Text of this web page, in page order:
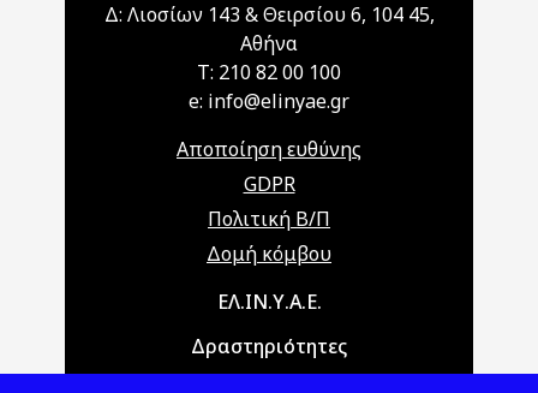
Δ: Λιοσίων 143 & Θειρσίου 6, 104 45,
Αθήνα
T: 210 82 00 100
e: info@elinyae.gr
Αποποίηση ευθύνης
GDPR
Πολιτική Β/Π
Δομή κόμβου
Main navigationΕΛ.ΙΝ.Υ.Α.Ε.
Δραστηριότητες